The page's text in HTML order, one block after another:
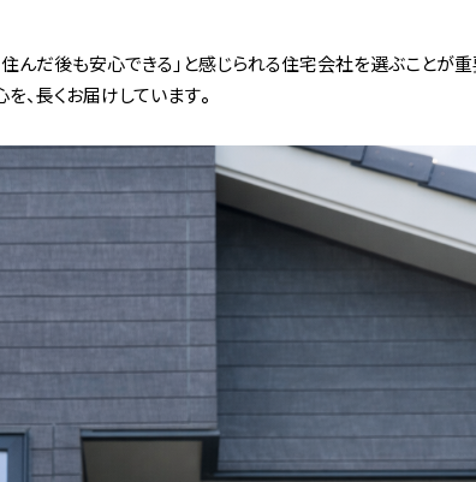
んだ後も安心できる」と感じられる住宅会社を選ぶことが重
、長くお届けしています。